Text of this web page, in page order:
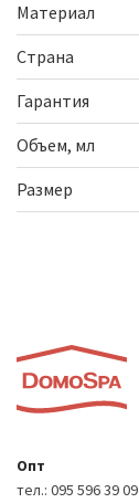
Материал
Страна
Гарантия
Объем, мл
Размер
Опт
тел.: 095 596 39 09